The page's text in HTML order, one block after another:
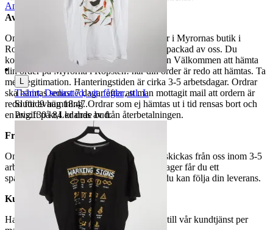
Avhämtning
Om du väljer avhämtning hämtas din order i Myrornas butik i
Ropsten, Kolargatan 2 efter den har blivit packad av oss. Du
kommer att få ett separat mail med rubriken Välkommen att hämta
din order på Myrorna i Ropsten! när din order är redo att hämtas. Ta
med legitimation. Hanteringstiden är cirka 3-5 arbetsdagar. Ordrar
ska hämtas senast 7 dagar efter att man mottagit mail att ordern är
redo för avhämtning. Ordrar som ej hämtas ut i tid rensas bort och
en avgift på 84 kr dras av från återbetalningen.
Frakt
Om du har valt frakt kommer din vara att skickas från oss inom 3-5
arbetsdagar. När din vara har lämnat vårt lager får du ett
spårningsnummer av DSV inom kort där du kan följa din leverans.
Kundservice
Har du frågor eller funderingar hör av dig till vår kundtjänst per
Anmäl Sälj liknande
T-shirt, Dedicated, vit, fåglar, stl. L
Sluttid9 aug 18:47.
Pris:130 kr,Ledande bud.